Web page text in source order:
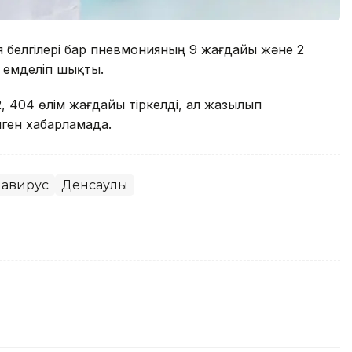
белгілері бар пневмонияның 9 жағдайы және 2
емделіп шықты.
өлім жағдайы тіркелді, ал жазылып
хабарламада.
Денсаулық